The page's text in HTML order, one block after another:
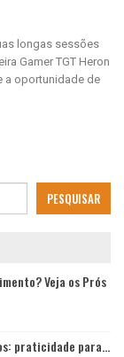
longas sessões
Gamer TGT Heron
a oportunidade de
PESQUISAR
Veja os Prós
praticidade para…